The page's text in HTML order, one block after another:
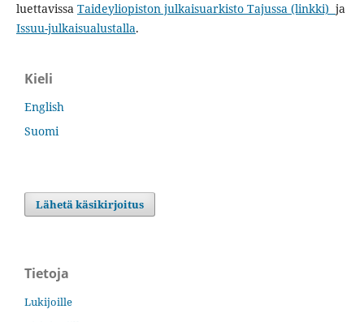
luettavissa Taideyliopiston julkaisuarkisto Tajussa (linkki) ja
Issuu-julkaisualustalla.
Kieli
English
Suomi
Lähetä käsikirjoitus
Tietoja
Lukijoille